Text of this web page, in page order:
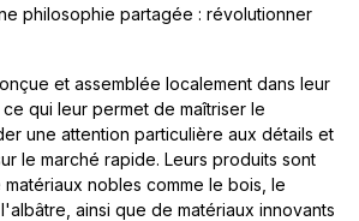
philosophie partagée : révolutionner
et assemblée localement dans leur
qui leur permet de maîtriser le
une attention particulière aux détails et
le marché rapide. Leurs produits sont
nobles comme le bois, le
ainsi que de matériaux innovants